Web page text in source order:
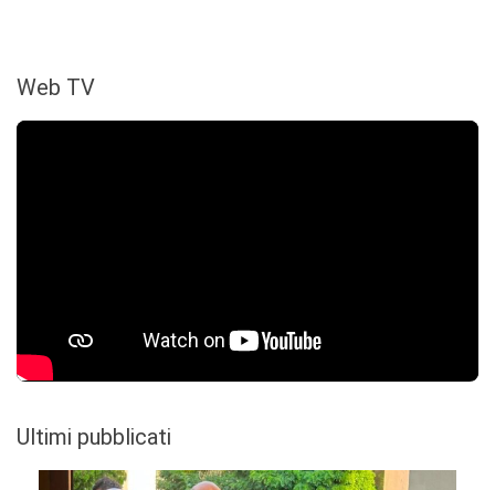
Web TV
Ultimi pubblicati